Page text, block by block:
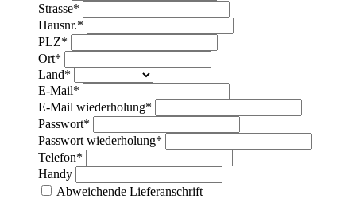
Strasse*
Hausnr.*
PLZ*
Ort*
Land*
E-Mail*
E-Mail wiederholung*
Passwort*
Passwort wiederholung*
Telefon*
Handy
Abweichende Lieferanschrift